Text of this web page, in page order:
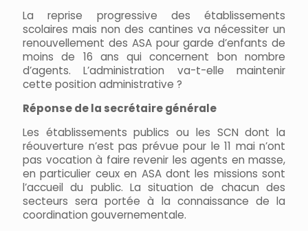
La reprise progressive des établissements
scolaires mais non des cantines va nécessiter un
renouvellement des ASA pour garde d’enfants de
moins de 16 ans qui concernent bon nombre
d’agents. L’administration va-t-elle maintenir
cette position administrative ?
Réponse de la secrétaire générale
Les établissements publics ou les SCN dont la
réouverture n’est pas prévue pour le 11 mai n’ont
pas vocation à faire revenir les agents en masse,
en particulier ceux en ASA dont les missions sont
l’accueil du public. La situation de chacun des
secteurs sera portée à la connaissance de la
coordination gouvernementale.